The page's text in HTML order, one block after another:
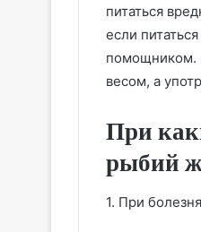
питаться
если
помощником.
весом, а
При
рыбий
1. При